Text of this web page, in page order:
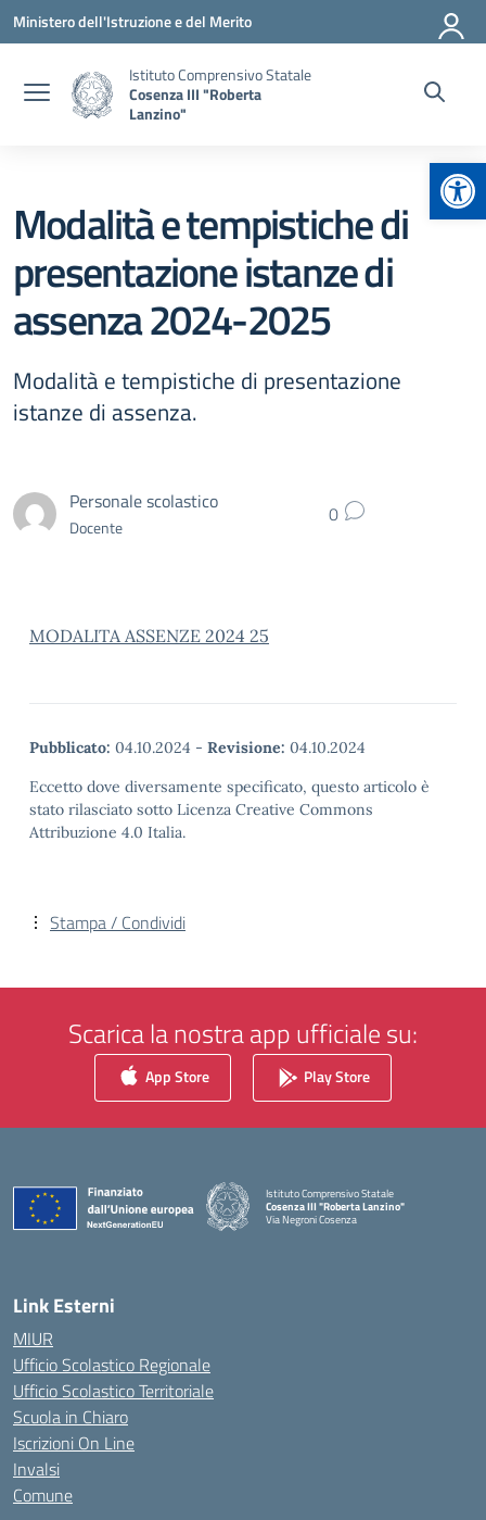
Vai ai contenuti
Vai al menu di navigazione
Vai al footer
Ministero dell'Istruzione e del Merito
Istituto Comprensivo Statale
Cosenza III "Roberta
Lanzino"
Modalità e tempistiche di
presentazione istanze di
assenza 2024-2025
Modalità e tempistiche di presentazione
istanze di assenza.
Personale scolastico
Docente 0
MODALITA ASSENZE 2024 25
Pubblicato: 04.10.2024 - Revisione: 04.10.2024
Eccetto dove diversamente specificato, questo articolo è
stato rilasciato sotto Licenza Creative Commons
Attribuzione 4.0 Italia.
Stampa / Condividi
Scarica la nostra app ufficiale su:
App Store Play Store
Istituto Comprensivo Statale
Cosenza III "Roberta Lanzino"
Via Negroni Cosenza
— Visita la pagina iniziale della scuola
Link Esterni
MIUR
Ufficio Scolastico Regionale
Ufficio Scolastico Territoriale
Scuola in Chiaro
Iscrizioni On Line
Invalsi
Comune